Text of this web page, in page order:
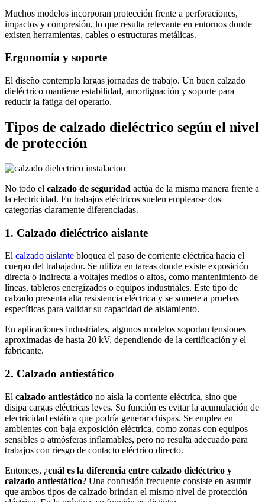
Muchos modelos incorporan protección frente a perforaciones,
impactos y compresión, lo que resulta relevante en entornos donde
existen herramientas, cables o estructuras metálicas.
Ergonomía y soporte
El diseño contempla largas jornadas de trabajo. Un buen calzado
dieléctrico mantiene estabilidad, amortiguación y soporte para
reducir la fatiga del operario.
Tipos de calzado dieléctrico según el nivel
de protección
No todo el calzado de seguridad actúa de la misma manera frente a
la electricidad. En trabajos eléctricos suelen emplearse dos
categorías claramente diferenciadas.
1. Calzado dieléctrico aislante
El calzado aislante bloquea el paso de corriente eléctrica hacia el
cuerpo del trabajador. Se utiliza en tareas donde existe exposición
directa o indirecta a voltajes medios o altos, como mantenimiento de
líneas, tableros energizados o equipos industriales. Este tipo de
calzado presenta alta resistencia eléctrica y se somete a pruebas
específicas para validar su capacidad de aislamiento.
En aplicaciones industriales, algunos modelos soportan tensiones
aproximadas de hasta 20 kV, dependiendo de la certificación y el
fabricante.
2. Calzado antiestático
El calzado antiestático no aísla la corriente eléctrica, sino que
disipa cargas eléctricas leves. Su función es evitar la acumulación de
electricidad estática que podría generar chispas. Se emplea en
ambientes con baja exposición eléctrica, como zonas con equipos
sensibles o atmósferas inflamables, pero no resulta adecuado para
trabajos con riesgo de contacto eléctrico directo.
Entonces, ¿cuál es la diferencia entre calzado dieléctrico y
calzado antiestático? Una confusión frecuente consiste en asumir
que ambos tipos de calzado brindan el mismo nivel de protección